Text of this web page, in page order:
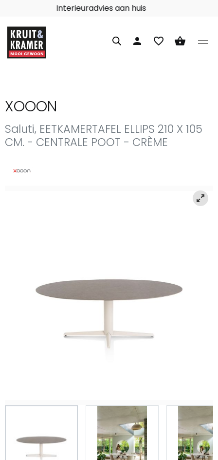
Interieuradvies aan huis
person favorite_border shopping_basket
XOOON
Saluti, EETKAMERTAFEL ELLIPS 210 X 105
CM. - CENTRALE POOT - CRÈME